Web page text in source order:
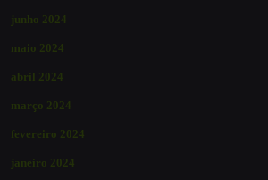
junho 2024
maio 2024
abril 2024
março 2024
fevereiro 2024
janeiro 2024